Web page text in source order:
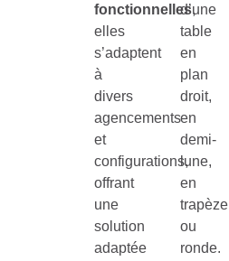
fonctionnelles,
elles
s’adaptent
à
divers
agencements
et
configurations,
offrant
une
solution
adaptée
d’une
table
en
plan
droit,
en
demi-
lune,
en
trapèze
ou
ronde.